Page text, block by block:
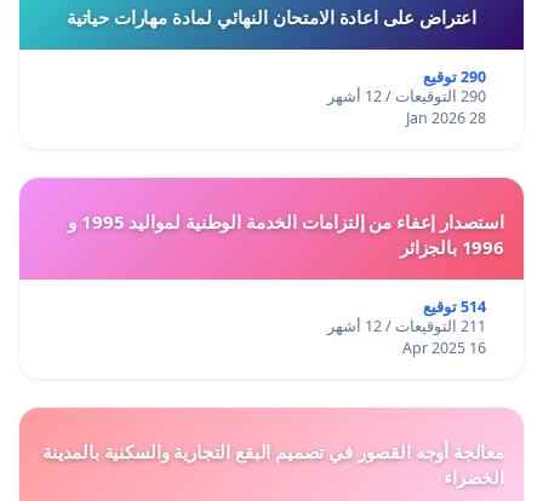
اعتراض على اعادة الامتحان النهائي لمادة مهارات حياتية
290 توقيع
290 التوقيعات / 12 أشهر
28 Jan 2026
استصدار إعفاء من إلتزامات الخدمة الوطنية لمواليد 1995 و
1996 بالجزائر
514 توقيع
211 التوقيعات / 12 أشهر
16 Apr 2025
معالجة أوجه القصور في تصميم البقع التجارية والسكنية بالمدينة
الخضراء